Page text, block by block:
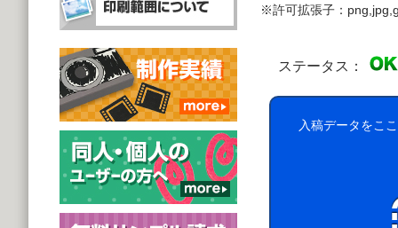
※許可拡張子：
ステータス：
入稿データをこ